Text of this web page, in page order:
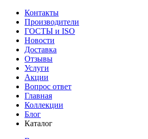
Контакты
Производители
ГОСТЫ и ISO
Новости
Доставка
Отзывы
Услуги
Акции
Вопрос ответ
Главная
Коллекции
Блог
Каталог